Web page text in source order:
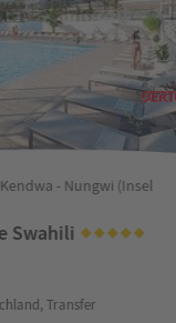
- Nungwi (Insel
Swahili
Transfer